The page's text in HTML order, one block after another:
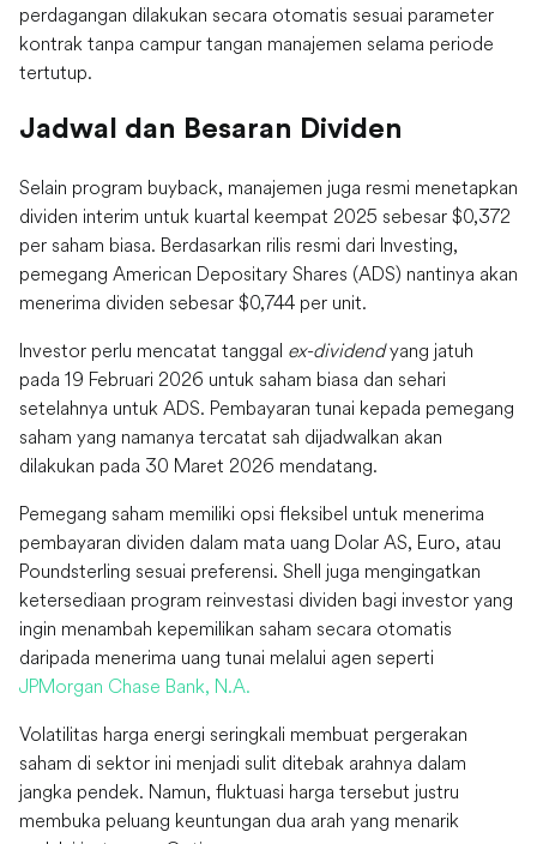
perdagangan dilakukan secara otomatis sesuai parameter
kontrak tanpa campur tangan manajemen selama periode
tertutup.
Jadwal dan Besaran Dividen
Selain program buyback, manajemen juga resmi menetapkan
dividen interim untuk kuartal keempat 2025 sebesar $0,372
per saham biasa. Berdasarkan rilis resmi dari Investing,
pemegang American Depositary Shares (ADS) nantinya akan
menerima dividen sebesar $0,744 per unit.
Investor perlu mencatat tanggal ex-dividendyang jatuh
pada 19 Februari 2026 untuk saham biasa dan sehari
setelahnya untuk ADS. Pembayaran tunai kepada pemegang
saham yang namanya tercatat sah dijadwalkan akan
dilakukan pada 30 Maret 2026 mendatang.
Pemegang saham memiliki opsi fleksibel untuk menerima
pembayaran dividen dalam mata uang Dolar AS, Euro, atau
Poundsterling sesuai preferensi. Shell juga mengingatkan
ketersediaan program reinvestasi dividen bagi investor yang
ingin menambah kepemilikan saham secara otomatis
daripada menerima uang tunai melalui agen seperti
JPMorgan Chase Bank, N.A.
Volatilitas harga energi seringkali membuat pergerakan
saham di sektor ini menjadi sulit ditebak arahnya dalam
jangka pendek. Namun, fluktuasi harga tersebut justru
membuka peluang keuntungan dua arah yang menarik